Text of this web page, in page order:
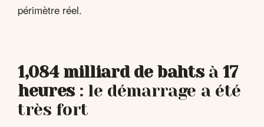
périmètre réel.
1,084 milliard de bahtsà17
heures: le démarrage a été
très fort